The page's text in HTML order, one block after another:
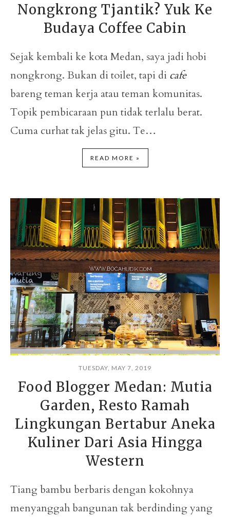
Nongkrong Tjantik? Yuk Ke
Budaya Coffee Cabin
Sejak kembali ke kota Medan, saya jadi hobi
nongkrong. Bukan di toilet, tapi di cafe
bareng teman kerja atau teman komunitas.
Topik pembicaraan pun tidak terlalu berat.
Cuma curhat tak jelas gitu. Te…
READ MORE »
TUESDAY, MAY 7, 2019
Food Blogger Medan: Mutia
Garden, Resto Ramah
Lingkungan Bertabur Aneka
Kuliner Dari Asia Hingga
Western
Tiang bambu berbaris dengan kokohnya
menyanggah bangunan tak berdinding yang